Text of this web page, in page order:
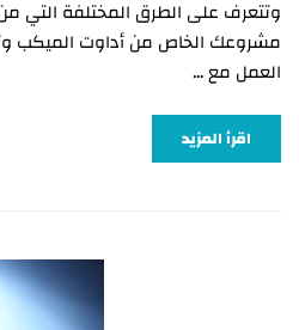
وتتعرف على الطرق المختلفة التي
مشروعك الخاص من أداوت الميكب
العمل مع …
اقرأ المزيد